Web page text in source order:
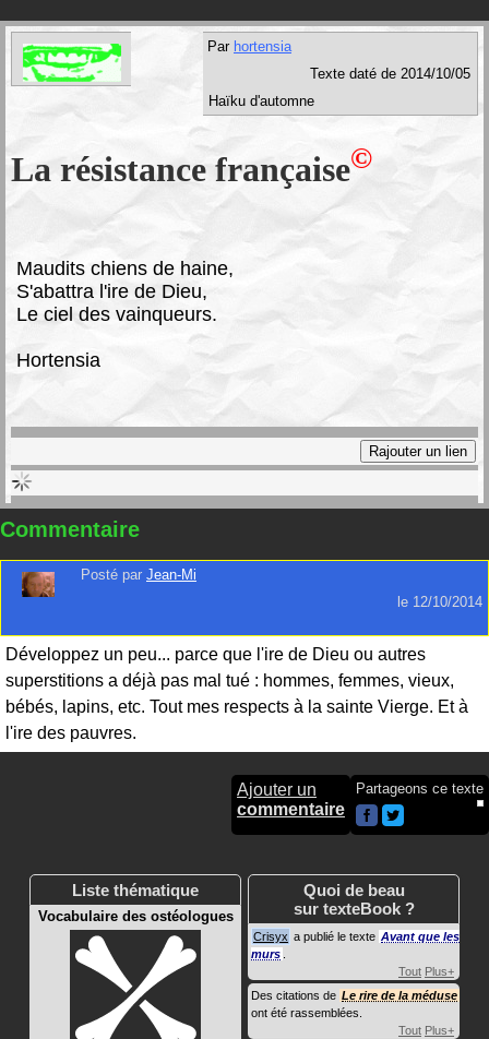
Par hortensia
Texte daté de 2014/10/05
Haïku d'automne
La résistance française©
Maudits chiens de haine,
S'abattra l'ire de Dieu,
Le ciel des vainqueurs.
Hortensia
Commentaire
Posté par Jean-Mi
le 12/10/2014
Développez un peu... parce que l'ire de Dieu ou autres
superstitions a déjà pas mal tué : hommes, femmes, vieux,
bébés, lapins, etc. Tout mes respects à la sainte Vierge. Et à
l'ire des pauvres.
Ajouter un
commentaire
Partageons ce texte
Liste thématique
Vocabulaire des ostéologues
Quoi de beau
sur texteBook ?
Crisyx a publié le texte Avant que les
murs
Tout Plus+
Des citations de Le rire de la méduse
ont été rassemblées.
Tout Plus+